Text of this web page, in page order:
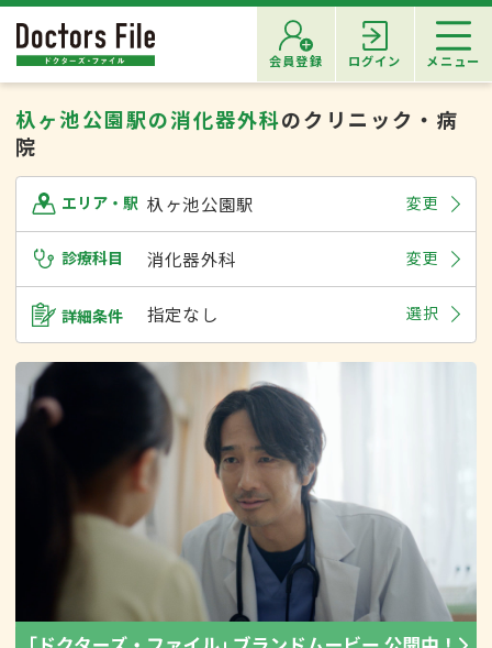
会員登録 ログイン メニュー
杁ヶ池公園駅の消化器外科のクリニック・病
院
エリア・駅 杁ヶ池公園駅 変更
診療科目 消化器外科 変更
詳細条件 指定なし 選択